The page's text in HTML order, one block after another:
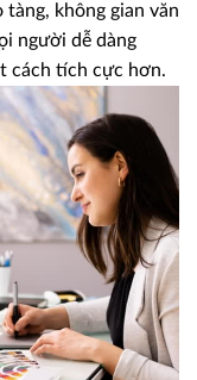
không gian văn
người dễ dàng
cách tích cực hơn.